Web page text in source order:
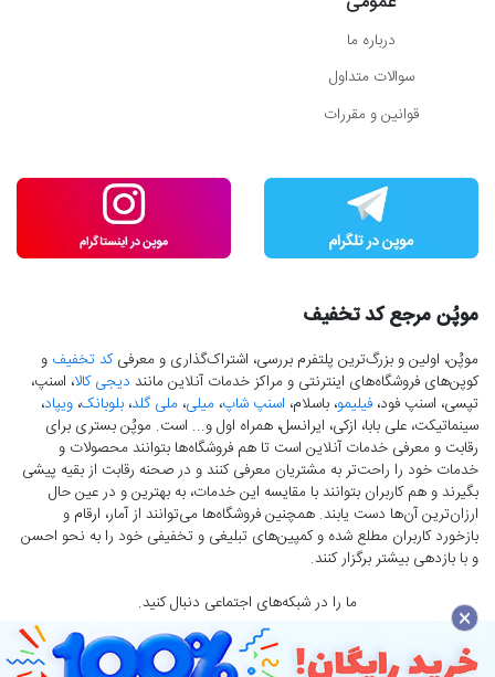
درباره ما
سوالات متداول
قوانین و مقررات
موپُن مرجع کد تخفیف
موپُن، اولین و بزرگ‌ترین پلتفرم بررسی، اشتراک‌گذاری و معرفیکد تخفیف و
کوپن‌های فروشگاه‌های اینترنتی و مراکز خدمات آنلاین مانند دیجی کالا، اسنپ،
تپسی، اسنپ فود، فیلیمو، باسلام، اسنپ شاپ، میلی، ملی گلد، بلوبانک، ویپاد،
سینماتیکت، علی بابا، ازکی، ایرانسل، همراه اول و... است. موپُن بستری برای
رقابت و معرفی خدمات آنلاین است تا هم فروشگاه‌ها بتوانند محصولات و
خدمات خود را راحت‌تر به مشتریان معرفی کنند و در صحنه رقابت از بقیه پیشی
بگیرند و هم کاربران بتوانند با مقایسه این خدمات، به بهترین و در عین حال
ارزان‌ترین آن‌ها دست‌ یابند. همچنین فروشگاه‌ها می‌توانند از آمار، ارقام و
بازخورد کاربران مطلع شده و کمپین‌های تبلیغی و تخفیفی خود را به نحو احسن
و با بازدهی بیشتر برگزار کنند.
ما را در شبکه‌های اجتماعی دنبال کنید.
×